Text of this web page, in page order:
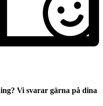
Vi svarar gärna på dina